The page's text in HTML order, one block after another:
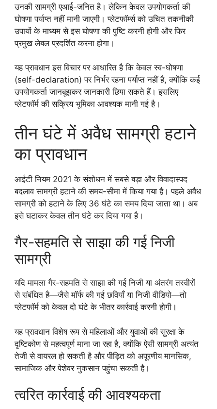
उनकी सामग्री एआई-जनित है। लेकिन केवल उपयोगकर्ता की
घोषणा पर्याप्त नहीं मानी जाएगी। प्लेटफॉर्म्स को उचित तकनीकी
उपायों के माध्यम से इस घोषणा की पुष्टि करनी होगी और फिर
प्रमुख लेबल प्रदर्शित करना होगा।
यह प्रावधान इस विचार पर आधारित है कि केवल स्व-घोषणा
(self-declaration) पर निर्भर रहना पर्याप्त नहीं है, क्योंकि कई
उपयोगकर्ता जानबूझकर जानकारी छिपा सकते हैं। इसलिए
प्लेटफॉर्म की सक्रिय भूमिका आवश्यक मानी गई है।
तीन घंटे में अवैध सामग्री हटाने
का प्रावधान
आईटी नियम 2021 के संशोधन में सबसे बड़ा और विवादास्पद
बदलाव सामग्री हटाने की समय-सीमा में किया गया है। पहले अवैध
सामग्री को हटाने के लिए 36 घंटे का समय दिया जाता था। अब
इसे घटाकर केवल तीन घंटे कर दिया गया है।
गैर-सहमति से साझा की गई निजी
सामग्री
यदि मामला गैर-सहमति से साझा की गई निजी या अंतरंग तस्वीरों
से संबंधित है—जैसे मॉर्फ की गई छवियाँ या निजी वीडियो—तो
प्लेटफॉर्म को केवल दो घंटे के भीतर कार्रवाई करनी होगी।
यह प्रावधान विशेष रूप से महिलाओं और युवाओं की सुरक्षा के
दृष्टिकोण से महत्वपूर्ण माना जा रहा है, क्योंकि ऐसी सामग्री अत्यंत
तेजी से वायरल हो सकती है और पीड़ित को अपूरणीय मानसिक,
सामाजिक और पेशेवर नुकसान पहुंचा सकती है।
त्वरित कार्रवाई की आवश्यकता